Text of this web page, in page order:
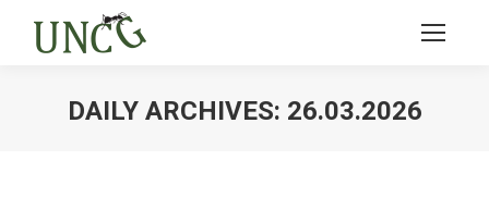
DAILY ARCHIVES: 26.03.2026